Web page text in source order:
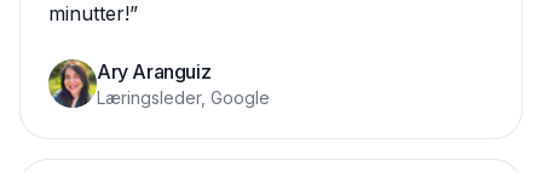
minutter!”
Ary Aranguiz
Læringsleder, Google